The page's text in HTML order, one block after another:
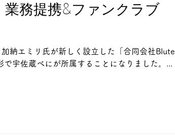
務提携&ファンクラブ
納エミリ氏が新しく設立した「合同会社Blute
宇佐蔵べにが所属することになりました。...